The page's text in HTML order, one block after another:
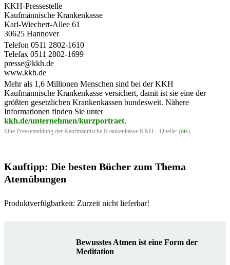
KKH-Pressestelle
Kaufmännische Krankenkasse
Karl-Wiechert-Allee 61
30625 Hannover
Telefon 0511 2802-1610
Telefax 0511 2802-1699
presse@kkh.de
www.kkh.de
Mehr als 1,6 Millionen Menschen sind bei der KKH
Kaufmännische Krankenkasse versichert, damit ist sie eine der
größten gesetzlichen Krankenkassen bundesweit. Nähere
Informationen finden Sie unter
kkh.de/unternehmen/kurzportraet.
Eine Pressemeldung der Kaufmännische Krankenkasse KKH – Quelle: (ots)
Kauftipp: Die besten Bücher zum Thema
Atemübungen
Produktverfügbarkeit: Zurzeit nicht lieferbar!
Bewusstes Atmen ist eine Form der
Meditation